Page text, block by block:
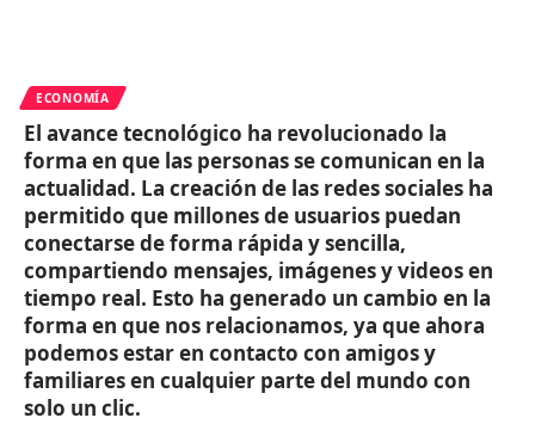
ECONOMÍA
El avance tecnológico ha revolucionado la
forma en que las personas se comunican en la
actualidad. La creación de las redes sociales ha
permitido que millones de usuarios puedan
conectarse de forma rápida y sencilla,
compartiendo mensajes, imágenes y videos en
tiempo real. Esto ha generado un cambio en la
forma en que nos relacionamos, ya que ahora
podemos estar en contacto con amigos y
familiares en cualquier parte del mundo con
solo un clic.